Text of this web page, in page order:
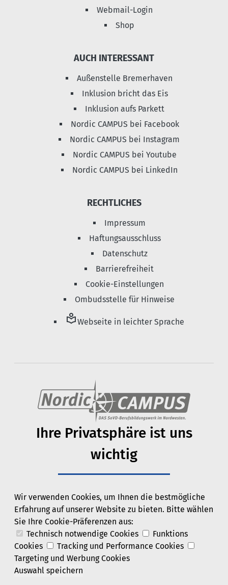
Webmail-Login
Shop
AUCH INTERESSANT
Außenstelle Bremerhaven
Inklusion bricht das Eis
Inklusion aufs Parkett
Nordic CAMPUS bei Facebook
Nordic CAMPUS bei Instagram
Nordic CAMPUS bei Youtube
Nordic CAMPUS bei LinkedIn
RECHTLICHES
Impressum
Haftungsausschluss
Datenschutz
Barrierefreiheit
Cookie-Einstellungen
Ombudsstelle für Hinweise
local_libraryWebseite in leichter Sprache
Ihre Privats­phäre ist uns
wichtig
Wir verwenden Cookies, um Ihnen die bestmögliche
Erfahrung auf unserer Website zu bieten. Bitte wählen
Sie Ihre Cookie-Präferenzen aus:
Technisch notwendige Cookies
Funktions
Cookies
Tracking und Performance Cookies
Targeting und Werbung Cookies
Auswahl speichern